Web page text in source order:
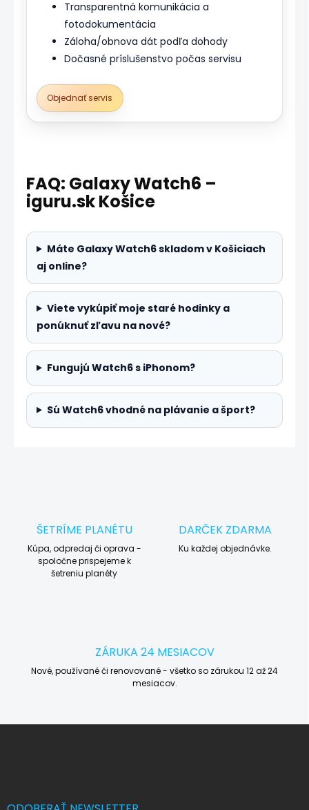
Transparentná komunikácia a
fotodokumentácia
Záloha/obnova dát podľa dohody
Dočasné príslušenstvo počas servisu
Objednať servis
FAQ: Galaxy Watch6 –
iguru.sk Košice
Máte Galaxy Watch6 skladom v Košiciach
aj online?
Viete vykúpiť moje staré hodinky a
ponúknuť zľavu na nové?
Fungujú Watch6 s iPhonom?
Sú Watch6 vhodné na plávanie a šport?
ŠETRÍME PLANÉTU
Kúpa, odpredaj či oprava -
spoločne prispejeme k
šetreniu planéty
DARČEK ZDARMA
Ku každej objednávke.
ZÁRUKA 24 MESIACOV
Nové, používané či renovované - všetko so zárukou 12 až 24
mesiacov.